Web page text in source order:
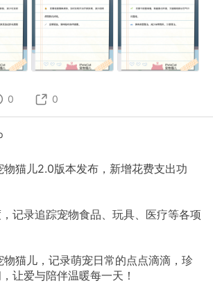
0 0
物猫儿2.0版本发布，新增花费支出功
记录追踪宠物食品、玩具、医疗等各项
物猫儿，记录萌宠日常的点点滴滴，珍
让爱与陪伴温暖每一天！